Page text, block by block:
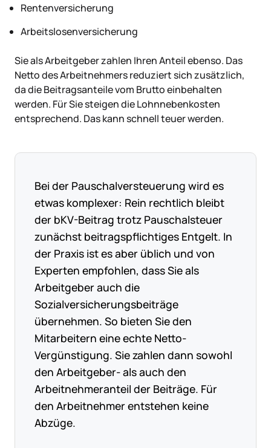
Rentenversicherung
Arbeitslosenversicherung
Sie als Arbeitgeber zahlen Ihren Anteil ebenso. Das
Netto des Arbeitnehmers reduziert sich zusätzlich,
da die Beitragsanteile vom Brutto einbehalten
werden. Für Sie steigen die Lohnnebenkosten
entsprechend. Das kann schnell teuer werden.
Bei der Pauschalversteuerung wird es
etwas komplexer: Rein rechtlich bleibt
der bKV-Beitrag trotz Pauschalsteuer
zunächst beitragspflichtiges Entgelt. In
der Praxis ist es aber üblich und von
Experten empfohlen, dass Sie als
Arbeitgeber auch die
Sozialversicherungsbeiträge
übernehmen. So bieten Sie den
Mitarbeitern eine echte Netto-
Vergünstigung. Sie zahlen dann sowohl
den Arbeitgeber- als auch den
Arbeitnehmeranteil der Beiträge. Für
den Arbeitnehmer entstehen keine
Abzüge.